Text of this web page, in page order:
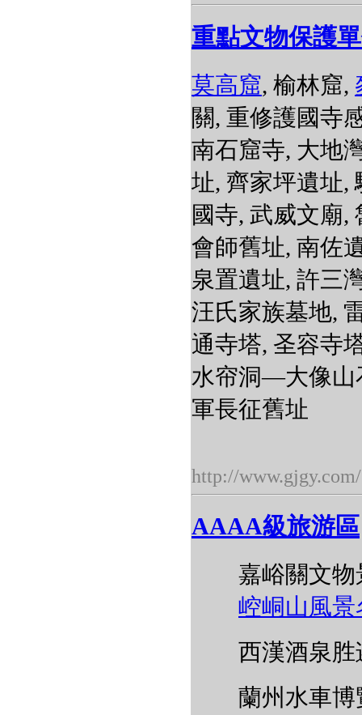
重點文物保護
莫高窟, 榆林窟,
關, 重修護國寺
南石窟寺, 大地
址, 齊家坪遺址,
國寺, 武威文廟,
會師舊址, 南佐
泉置遺址, 許三
汪氏家族墓地,
通寺塔, 圣容寺
水帘洞―大像山
軍長征舊址
http://www.gjgy.com/
AAAA級旅游區
嘉峪關文
崆峒山風景
西漢酒泉胜
蘭州水車